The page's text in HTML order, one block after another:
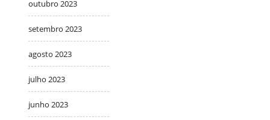
outubro 2023
setembro 2023
agosto 2023
julho 2023
junho 2023